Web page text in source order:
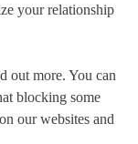
your relationship
out more. You can
blocking some
our websites and